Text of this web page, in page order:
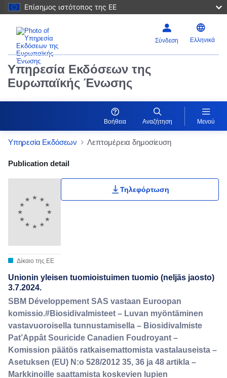
Επίσημος ιστότοπος της ΕΕ
Σύνδεση Ελληνικά
Υπηρεσία Εκδόσεων της
Ευρωπαϊκής Ένωσης
Βοήθεια Αναζήτηση Μενού
Υπηρεσία Εκδόσεων Λεπτομέρεια δημοσίευση
Publication Detail Actions Portlet
Publication detail
Δίκαιο της ΕΕ
Τηλεφόρτωση
Unionin yleisen tuomioistuimen tuomio (neljäs jaosto)
3.7.2024.
SBM Développement SAS vastaan Euroopan
komissio.#Biosidivalmisteet – Luvan myöntäminen
vastavuoroisella tunnustamisella – Biosidivalmiste
Pat’Appât Souricide Canadien Foudroyant –
Komission päätös ratkaisemattomista vastalauseista –
Asetuksen (EU) N:o 528/2012 35, 36 ja 48 artikla –
Markkinoille saattamista koskevien lupien